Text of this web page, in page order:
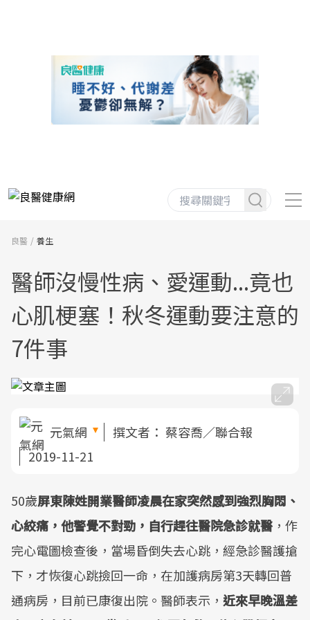
良醫 養生
醫師沒慢性病、愛運動...竟也
心肌梗塞！秋冬運動要注意的
7件事
元氣網 撰文者： 蔡容喬／聯合報
2019-11-21
50歲屏東陳姓開業醫師凌晨在家突然感到強烈胸悶、
心絞痛，他警覺不對勁，自行趕往醫院急診就醫 ，作
完心電圖檢查後，當場昏倒失去心跳，經急診醫護搶
下，才恢復心跳撿回一命，在加護病房第3天轉回普
通病房，目前已康復出院。醫師表示， 近來早晚溫差